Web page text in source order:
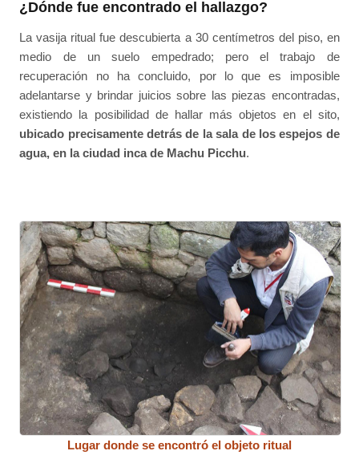
¿Dónde fue encontrado el hallazgo?
La vasija ritual fue descubierta a 30 centímetros del piso, en
medio de un suelo empedrado; pero el trabajo de
recuperación no ha concluido, por lo que es imposible
adelantarse y brindar juicios sobre las piezas encontradas,
existiendo la posibilidad de hallar más objetos en el sito,
ubicado precisamente detrás de la sala de los espejos de
agua, en la ciudad inca de Machu Picchu.
Lugar donde se encontró el objeto ritual